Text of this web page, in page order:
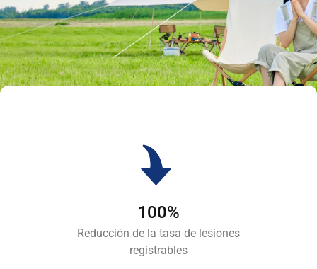
100%
Reducción de la tasa de lesiones
registrables